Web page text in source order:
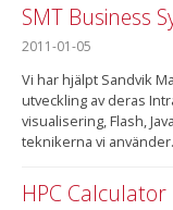
SMT Business
2011-01-05
Vi har hjälpt Sandvik
utveckling av deras
visualisering, Flash,
teknikerna vi
HPC Calculator